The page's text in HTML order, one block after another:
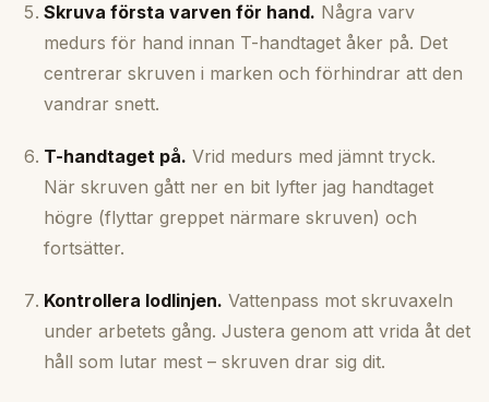
Skruva första varven för hand. Några varv
medurs för hand innan T-handtaget åker på. Det
centrerar skruven i marken och förhindrar att den
vandrar snett.
T-handtaget på. Vrid medurs med jämnt tryck.
När skruven gått ner en bit lyfter jag handtaget
högre (flyttar greppet närmare skruven) och
fortsätter.
Kontrollera lodlinjen. Vattenpass mot skruvaxeln
under arbetets gång. Justera genom att vrida åt det
håll som lutar mest – skruven drar sig dit.